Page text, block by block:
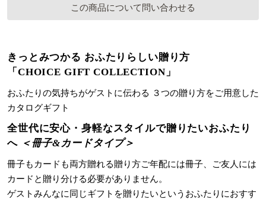
この商品について問い合わせる
きっとみつかる おふたりらしい贈り方
「CHOICE GIFT COLLECTION」
おふたりの気持ちがゲストに伝わる ３つの贈り方をご用意した
カタログギフト
全世代に安心・身軽なスタイルで贈りたいおふたり
へ ＜冊子&カードタイプ＞
冊子もカードも両方贈れる贈り方ご年配には冊子、ご友人には
カードと贈り分ける必要がありません。
ゲストみんなに同じギフトを贈りたいというおふたりにおすす